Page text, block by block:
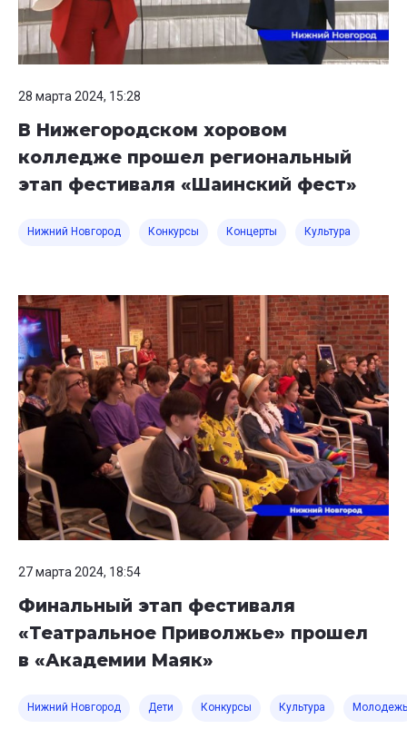
28 марта 2024, 15:28
В Нижегородском хоровом
колледже прошел региональный
этап фестиваля «Шаинский фест»
Нижний Новгород Конкурсы Концерты Культура
27 марта 2024, 18:54
Финальный этап фестиваля
«Театральное Приволжье» прошел
в «Академии Маяк»
Нижний Новгород Дети Конкурсы Культура Молодежь